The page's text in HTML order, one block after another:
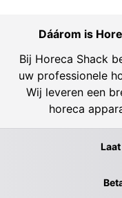
Dáárom is
Bij Horeca Shack
uw professionele
Wij leveren een
horeca